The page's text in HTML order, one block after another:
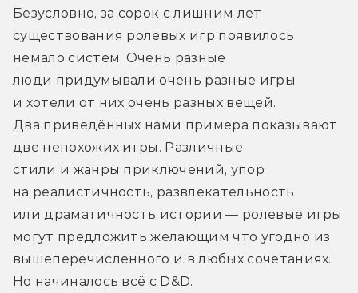
Безусловно, за сорок с лишним лет
существования ролевых игр появилось
немало систем. Очень разные
люди придумывали очень разные игры
и хотели от них очень разных вещей.
Два приведённых нами примера показывают
две непохожих игры. Различные
стили и жанры приключений, упор
на реалистичность, развлекательность
или драматичность истории — ролевые игры
могут предложить желающим что угодно из
вышеперечисленного и в любых сочетаниях.
Но начиналось всё с D&D.